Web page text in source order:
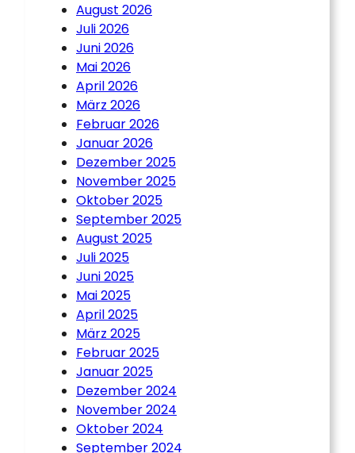
August 2026
Juli 2026
Juni 2026
Mai 2026
April 2026
März 2026
Februar 2026
Januar 2026
Dezember 2025
November 2025
Oktober 2025
September 2025
August 2025
Juli 2025
Juni 2025
Mai 2025
April 2025
März 2025
Februar 2025
Januar 2025
Dezember 2024
November 2024
Oktober 2024
September 2024